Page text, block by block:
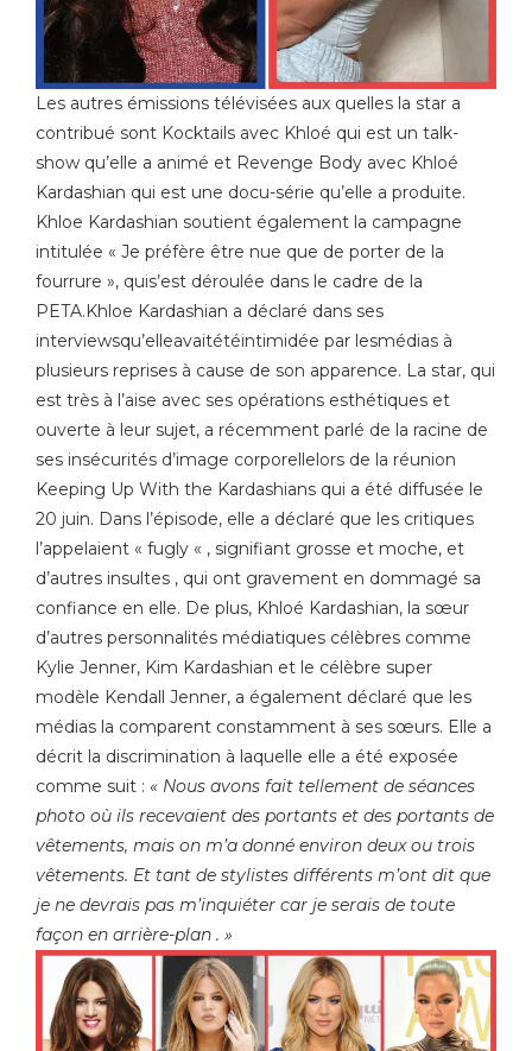
Les autres émissions télévisées aux quelles la star a
contribué sont Kocktails avec Khloé qui est un talk-
show qu’elle a animé et Revenge Body avec Khloé
Kardashian qui est une docu-série qu’elle a produite.
Khloe Kardashian soutient également la campagne
intitulée « Je préfère être nue que de porter de la
fourrure », quis’est déroulée dans le cadre de la
PETA.Khloe Kardashian a déclaré dans ses
interviewsqu’elleavaitétéintimidée par lesmédias à
plusieurs reprises à cause de son apparence. La star, qui
est très à l’aise avec ses opérations esthétiques et
ouverte à leur sujet, a récemment parlé de la racine de
ses insécurités d’image corporellelors de la réunion
Keeping Up With the Kardashians qui a été diffusée le
20 juin. Dans l’épisode, elle a déclaré que les critiques
l’appelaient « fugly « , signifiant grosse et moche, et
d’autres insultes , qui ont gravement en dommagé sa
confiance en elle. De plus, Khloé Kardashian, la sœur
d’autres personnalités médiatiques célèbres comme
Kylie Jenner, Kim Kardashian et le célèbre super
modèle Kendall Jenner, a également déclaré que les
médias la comparent constamment à ses sœurs. Elle a
décrit la discrimination à laquelle elle a été exposée
comme suit : « Nous avons fait tellement de séances
photo où ils recevaient des portants et des portants de
vêtements, mais on m’a donné environ deux ou trois
vêtements. Et tant de stylistes différents m’ont dit que
je ne devrais pas m’inquiéter car je serais de toute
façon en arrière-plan . »